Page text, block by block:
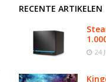
RECENTE ARTIKELEN
24